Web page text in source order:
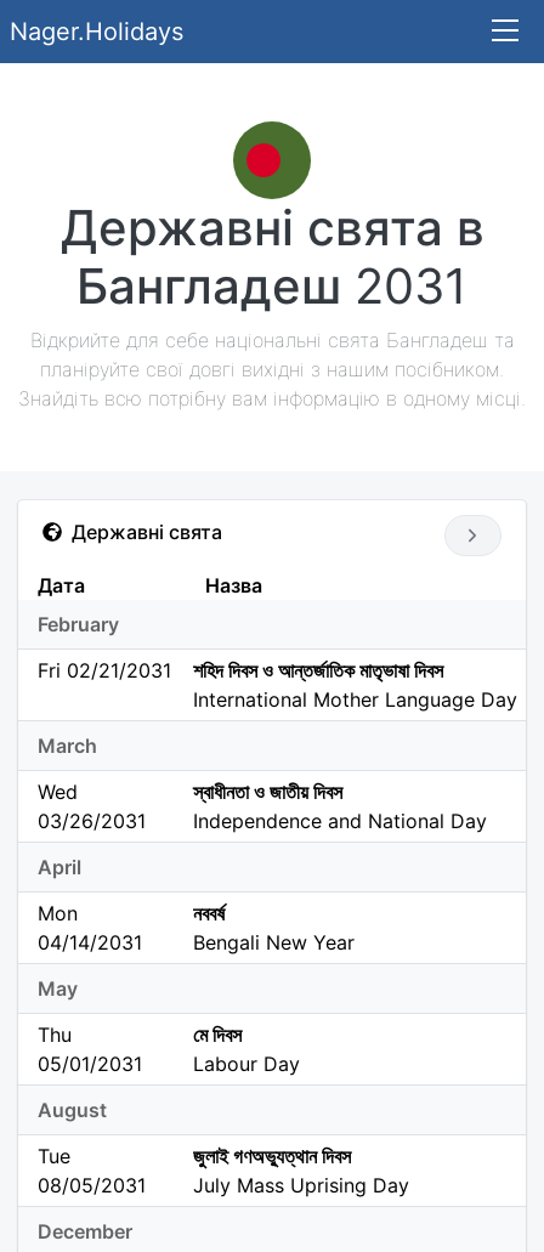
Nager.Holidays
Державні свята в
Бангладеш 2031
Відкрийте для себе національні свята Бангладеш та
планіруйте свої довгі вихідні з нашим посібником.
Знайдіть всю потрібну вам інформацію в одному місці.
Державні свята
Дата
Назва
February
Fri 02/21/2031
শহিদ দিবস ও আন্তর্জাতিক মাতৃভাষা দিবস
International Mother Language Day
March
Wed
03/26/2031
স্বাধীনতা ও জাতীয় দিবস
Independence and National Day
April
Mon
04/14/2031
নববর্ষ
Bengali New Year
May
Thu
05/01/2031
মে দিবস
Labour Day
August
Tue
08/05/2031
জুলাই গণঅভ্যুত্থান দিবস
July Mass Uprising Day
December